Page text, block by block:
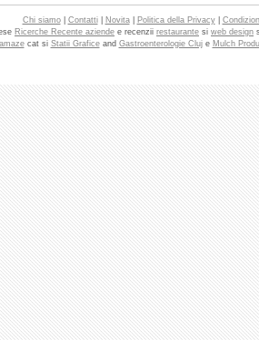
Chi siamo| Contatti| Novita| Politica della Privacy|
Ricerche Recente aziende e recenzii restaurante si web design
cat si Statii Graficeand Gastroenterologie Cluje Mulch